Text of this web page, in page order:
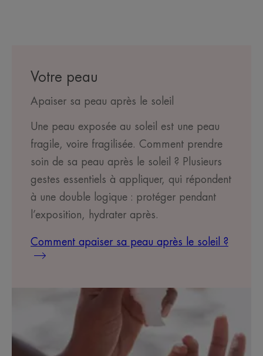
Votre peau
Apaiser sa peau après le soleil
Une peau exposée au soleil est une peau
fragile, voire fragilisée. Comment prendre
soin de sa peau après le soleil ? Plusieurs
gestes essentiels à appliquer, qui répondent
à une double logique : protéger pendant
l’exposition, hydrater après.
Comment apaiser sa peau après le soleil ?